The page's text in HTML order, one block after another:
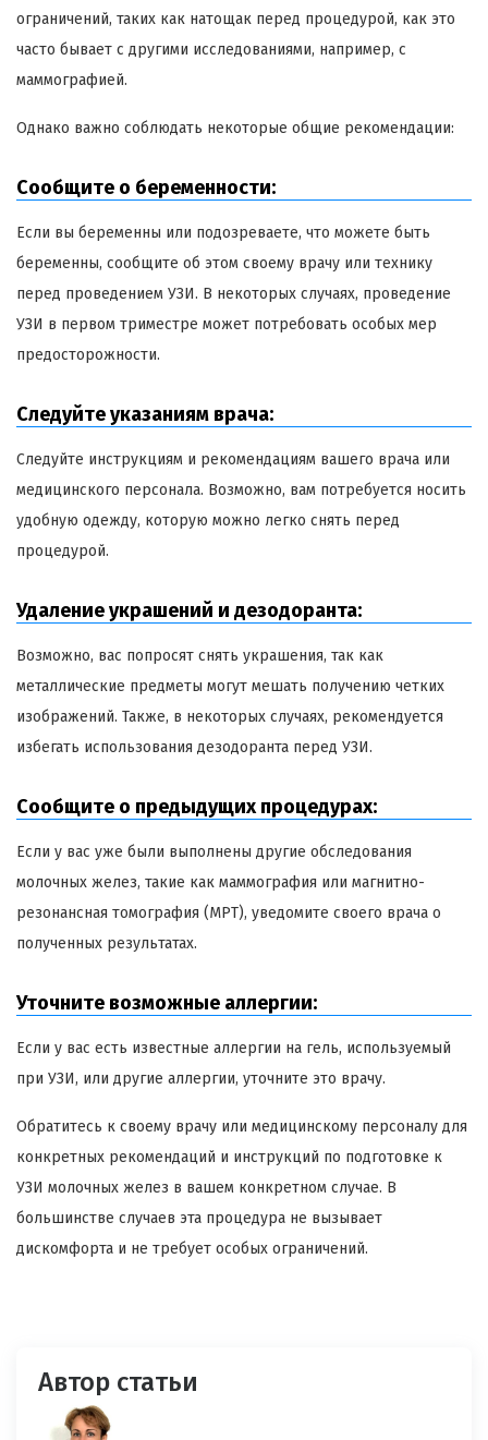
ограничений, таких как натощак перед процедурой, как это
часто бывает с другими исследованиями, например, с
маммографией.
Однако важно соблюдать некоторые общие рекомендации:
Сообщите о беременности:
Если вы беременны или подозреваете, что можете быть
беременны, сообщите об этом своему врачу или технику
перед проведением УЗИ. В некоторых случаях, проведение
УЗИ в первом триместре может потребовать особых мер
предосторожности.
Следуйте указаниям врача:
Следуйте инструкциям и рекомендациям вашего врача или
медицинского персонала. Возможно, вам потребуется носить
удобную одежду, которую можно легко снять перед
процедурой.
Удаление украшений и дезодоранта:
Возможно, вас попросят снять украшения, так как
металлические предметы могут мешать получению четких
изображений. Также, в некоторых случаях, рекомендуется
избегать использования дезодоранта перед УЗИ.
Сообщите о предыдущих процедурах:
Если у вас уже были выполнены другие обследования
молочных желез, такие как маммография или магнитно-
резонансная томография (МРТ), уведомите своего врача о
полученных результатах.
Уточните возможные аллергии:
Если у вас есть известные аллергии на гель, используемый
при УЗИ, или другие аллергии, уточните это врачу.
Обратитесь к своему врачу или медицинскому персоналу для
конкретных рекомендаций и инструкций по подготовке к
УЗИ молочных желез в вашем конкретном случае. В
большинстве случаев эта процедура не вызывает
дискомфорта и не требует особых ограничений.
Автор статьи